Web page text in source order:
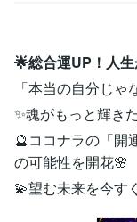
🌟総合運UP！人
「本当の自分じゃ
✨魂がもっと輝き
🔮ココナラの「開
の可能性を開花🌸
💫望む未来を今す